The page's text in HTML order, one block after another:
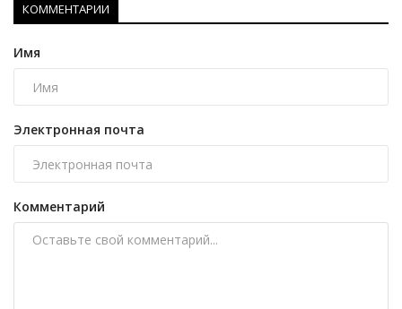
КОММЕНТАРИИ
Имя
Электронная почта
Комментарий